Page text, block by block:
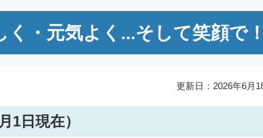
く・元気よく...そして笑顔で
更新日：2026年6月
1日現在）